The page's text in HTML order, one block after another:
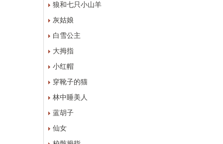
狼和七只小山羊
灰姑娘
白雪公主
大拇指
小红帽
穿靴子的猫
林中睡美人
蓝胡子
仙女